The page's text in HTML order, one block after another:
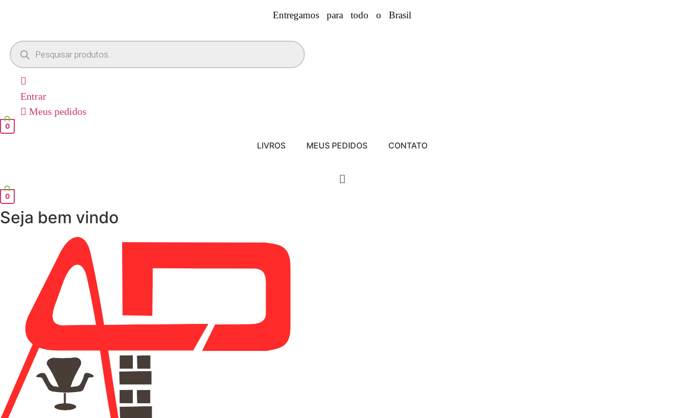
Entregamos para todo o Brasil
Pesquisar
produtos
Entrar
Meus pedidos
0
LIVROS MEUS PEDIDOS CONTATO
0
Seja bem vindo